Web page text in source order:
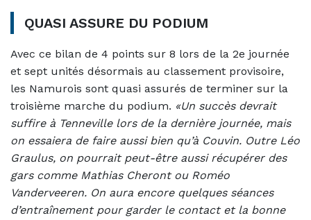
QUASI ASSURE DU PODIUM
Avec ce bilan de 4 points sur 8 lors de la 2e journée
et sept unités désormais au classement provisoire,
les Namurois sont quasi assurés de terminer sur la
troisième marche du podium. «Un succès devrait
suffire à Tenneville lors de la dernière journée, mais
on essaiera de faire aussi bien qu’à Couvin. Outre Léo
Graulus, on pourrait peut-être aussi récupérer des
gars comme Mathias Cheront ou Roméo
Vanderveeren. On aura encore quelques séances
d’entraînement pour garder le contact et la bonne